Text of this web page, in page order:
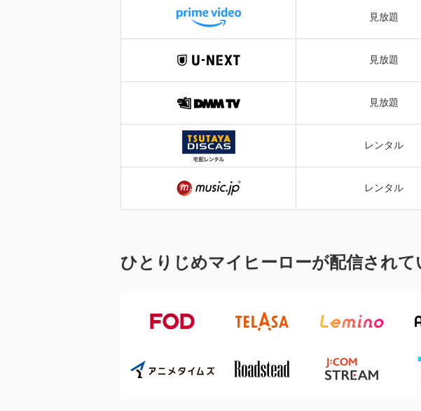
見放題
見放題
見放題
レンタル
レンタル
ひとりじめマイヒーローが配信され